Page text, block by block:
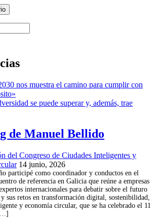
nos muestra el camino para cumplir con
se puede superar y, además, trae
de Manuel Bellido
del Congreso de Ciudades Inteligentes y
14 junio, 2026
participé como coordinador y conductos en el
de referencia en Galicia que reúne a empresas
internacionales para debatir sobre el futuro
y sus retos en transformación digital, sostenibilidad,
y economía circular, que se ha celebrado el 11